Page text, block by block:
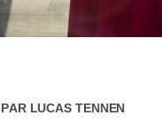
Par Lucas Tennen